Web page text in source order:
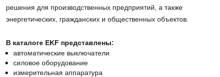
решения для производственных предприятий, а также
энергетических, гражданских и общественных объектов.
В каталоге EKF представлены:
автоматические выключатели
силовое оборудование
измерительная аппаратура